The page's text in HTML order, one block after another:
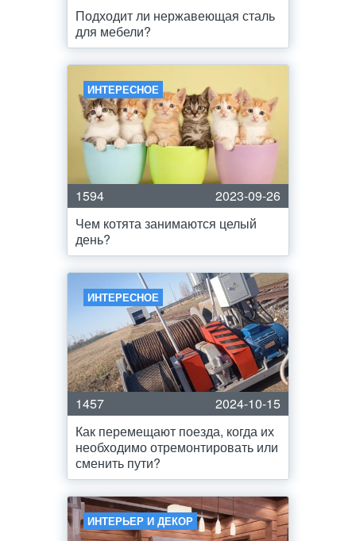
Подходит ли нержавеющая сталь
для мебели?
ИНТЕРЕСНОЕ
1594
2023-09-26
Чем котята занимаются целый
день?
ИНТЕРЕСНОЕ
1457
2024-10-15
Как перемещают поезда, когда их
необходимо отремонтировать или
сменить пути?
ИНТЕРЬЕР И ДЕКОР